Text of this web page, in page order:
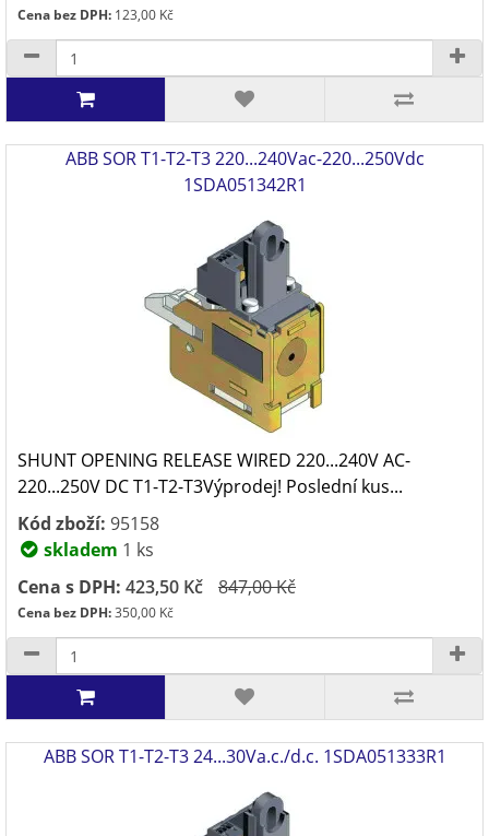
Cena bez DPH: 123,00 Kč
ABB SOR T1-T2-T3 220...240Vac-220...250Vdc
1SDA051342R1
SHUNT OPENING RELEASE WIRED 220...240V AC-
220...250V DC T1-T2-T3Výprodej! Poslední kus...
Kód zboží: 95158
skladem 1 ks
Cena s DPH: 423,50 Kč 847,00 Kč
Cena bez DPH:350,00 Kč
ABB SOR T1-T2-T3 24...30Va.c./d.c. 1SDA051333R1